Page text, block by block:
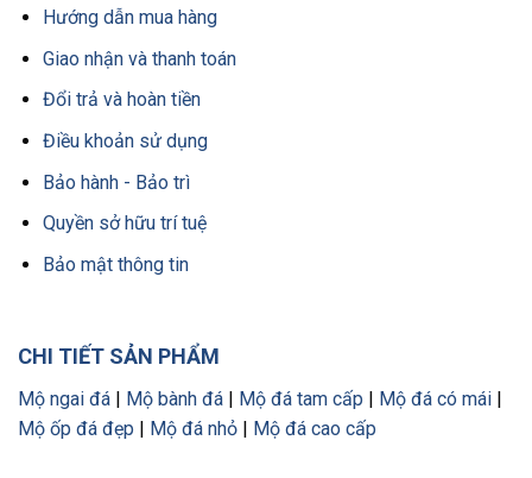
Hướng dẫn mua hàng
Giao nhận và thanh toán
Đổi trả và hoàn tiền
Điều khoản sử dụng
Bảo hành - Bảo trì
Quyền sở hữu trí tuệ
Bảo mật thông tin
CHI TIẾT SẢN PHẨM
Mộ ngai đá | Mộ bành đá | Mộ đá tam cấp | Mộ đá có mái |
Mộ ốp đá đẹp | Mộ đá nhỏ | Mộ đá cao cấp